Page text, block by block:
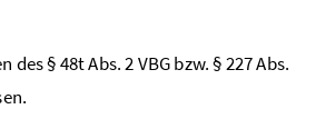
des § 48tAbs.2VBGbzw. § 227Abs.